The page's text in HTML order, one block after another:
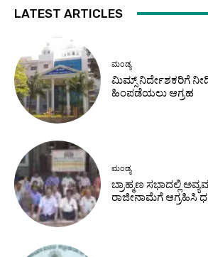
LATEST ARTICLES
ಮಂಡ್ಯ
ಮಿಮ್ಸ್ ನಿರ್ದೇಶಕರಿಗೆ
ಹಿಂಪಡೆಯಲು ಆಗ್ರಹ
ಮಂಡ್ಯ
ಬ್ರಾಹ್ಮಣ ಸಭಾದಲ್ಲಿ
ರಾಜೀನಾಮೆಗೆ ಆಗ್ರಹಿಸಿ